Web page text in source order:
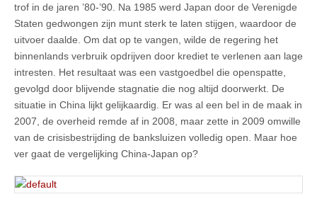
trof in de jaren ’80-’90. Na 1985 werd Japan door de Verenigde
Staten gedwongen zijn munt sterk te laten stijgen, waardoor de
uitvoer daalde. Om dat op te vangen, wilde de regering het
binnenlands verbruik opdrijven door krediet te verlenen aan lage
intresten. Het resultaat was een vastgoedbel die openspatte,
gevolgd door blijvende stagnatie die nog altijd doorwerkt. De
situatie in China lijkt gelijkaardig. Er was al een bel in de maak in
2007, de overheid remde af in 2008, maar zette in 2009 omwille
van de crisisbestrijding de banksluizen volledig open. Maar hoe
ver gaat de vergelijking China-Japan op?